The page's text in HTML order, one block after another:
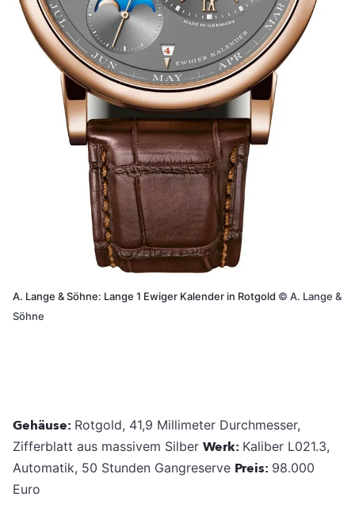
A. Lange & Söhne: Lange 1 Ewiger Kalender in Rotgold © A. Lange &
Söhne
Gehäuse: Rotgold, 41,9 Millimeter Durchmesser,
Zifferblatt aus massivem Silber Werk: Kaliber L021.3,
Automatik, 50 Stunden Gangreserve Preis: 98.000
Euro